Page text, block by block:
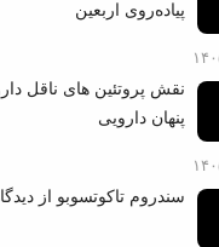
پیاده‌روی اربعین
۰۸
نقش پروتئین های ناقل
پنهان دارویی
۰۷
سندروم تاکوتسوبو از